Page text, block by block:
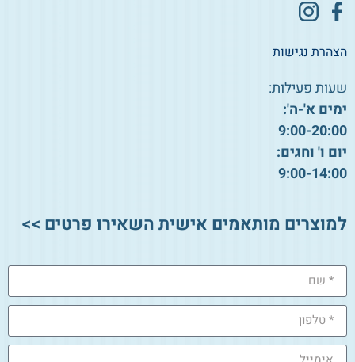
הצהרת נגישות
שעות פעילות:
ימים א'-ה':
9:00-20:00
יום ו' וחגים:
9:00-14:00
למוצרים מותאמים אישית השאירו פרטים >>